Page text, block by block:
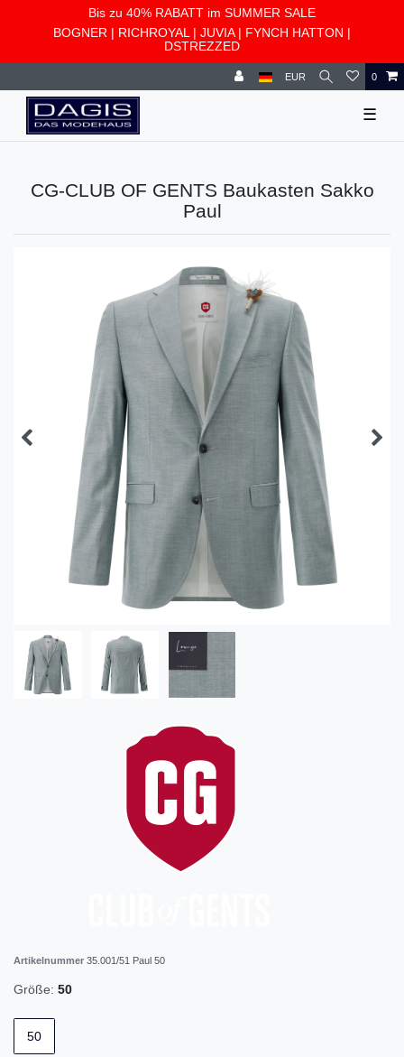
Bis zu 40% RABATT im SUMMER SALE
BOGNER | RICHROYAL | JUVIA| FYNCH HATTON |
DSTREZZED
EUR 0
☰
CG-CLUB OF GENTS Baukasten Sakko
Paul
Artikelnummer 35.001/51 Paul 50
Größe: 50
50